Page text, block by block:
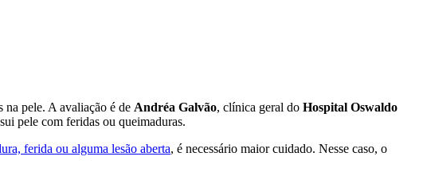
na pele. A avaliação é de Andréa Galvão, clínica geral do Hospital Oswaldo
pele com feridas ou queimaduras.
ferida ou alguma lesão aberta, é necessário maior cuidado. Nesse caso, o